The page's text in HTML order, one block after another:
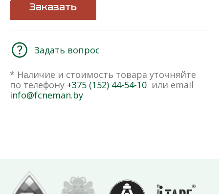
Заказать
Задать вопрос
* Наличие и стоимость товара уточняйте
по телефону +375 (152) 44-54-10 или email
info@fcneman.by